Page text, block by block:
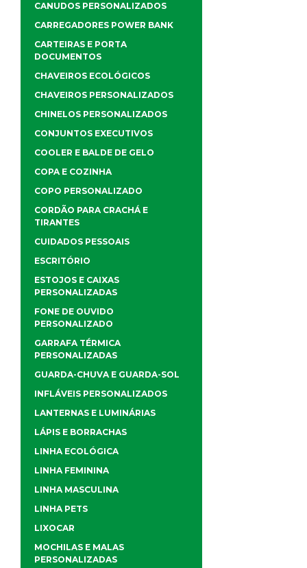
CANUDOS PERSONALIZADOS
CARREGADORES POWER BANK
CARTEIRAS E PORTA
DOCUMENTOS
CHAVEIROS ECOLÓGICOS
CHAVEIROS PERSONALIZADOS
CHINELOS PERSONALIZADOS
CONJUNTOS EXECUTIVOS
COOLER E BALDE DE GELO
COPA E COZINHA
COPO PERSONALIZADO
CORDÃO PARA CRACHÁ E
TIRANTES
CUIDADOS PESSOAIS
ESCRITÓRIO
ESTOJOS E CAIXAS
PERSONALIZADAS
FONE DE OUVIDO
PERSONALIZADO
GARRAFA TÉRMICA
PERSONALIZADAS
GUARDA-CHUVA E GUARDA-SOL
INFLÁVEIS PERSONALIZADOS
LANTERNAS E LUMINÁRIAS
LÁPIS E BORRACHAS
LINHA ECOLÓGICA
LINHA FEMININA
LINHA MASCULINA
LINHA PETS
LIXOCAR
MOCHILAS E MALAS
PERSONALIZADAS